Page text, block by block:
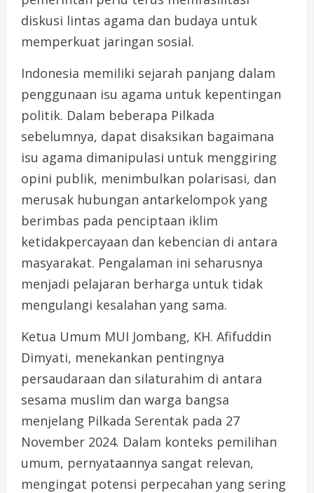
diskusi lintas agama dan budaya untuk
memperkuat jaringan sosial.
Indonesia memiliki sejarah panjang dalam
penggunaan isu agama untuk kepentingan
politik. Dalam beberapa Pilkada
sebelumnya, dapat disaksikan bagaimana
isu agama dimanipulasi untuk menggiring
opini publik, menimbulkan polarisasi, dan
merusak hubungan antarkelompok yang
berimbas pada penciptaan iklim
ketidakpercayaan dan kebencian di antara
masyarakat. Pengalaman ini seharusnya
menjadi pelajaran berharga untuk tidak
mengulangi kesalahan yang sama.
Ketua Umum MUI Jombang, KH. Afifuddin
Dimyati, menekankan pentingnya
persaudaraan dan silaturahim di antara
sesama muslim dan warga bangsa
menjelang Pilkada Serentak pada 27
November 2024. Dalam konteks pemilihan
umum, pernyataannya sangat relevan,
mengingat potensi perpecahan yang sering